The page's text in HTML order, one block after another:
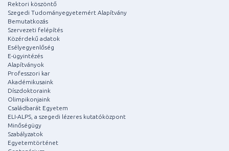
Rektori köszöntő
Szegedi Tudományegyetemért Alapítvány
Bemutatkozás
Szervezeti felépítés
Közérdekű adatok
Esélyegyenlőség
E-ügyintézés
Alapítványok
Professzori kar
Akadémikusaink
Díszdoktoraink
Olimpikonjaink
Családbarát Egyetem
ELI-ALPS, a szegedi lézeres kutatóközpont
Minőségügy
Szabályzatok
Egyetemtörténet